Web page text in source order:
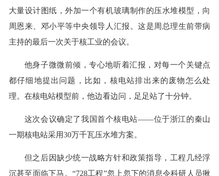
大量设计图纸，外加一个有机玻璃制作的压水堆模型，向
周恩来、邓小平等中央领导人汇报。这是周总理生前带病
主持的最后一次关于核工业的会议。
他身子微微前倾，专心地听着汇报，对每一个关键点
都仔细地提出问题，比如，核电站排出来的废物怎么处
理。在核电站模型前，他边看边问，足足站了十分钟。
这次会议确定了我国首个核电站——位于浙江的秦山
一期核电站采用30万千瓦压水堆方案。
但之后因缺少统一战略方针和政策指导，工程几经浮
沉甚至面临下马。“728工程”忽上忽下的消息令科研人员揪